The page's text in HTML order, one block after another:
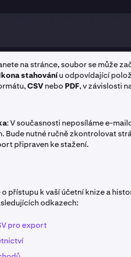
na stránce, soubor se může
stahováníu odpovídající
CSVnebo PDF, v závislosti
: V současnosti neposíláme e-
Bude nutné ručně zkontrolovat
připraven ke stažení.
přístupu k vaší účetní knize a
odkazech:
pro export